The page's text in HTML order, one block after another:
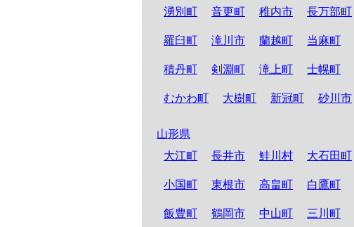
湧別町 音更町 稚内市 長万部町
羅臼町 滝川市 蘭越町 当麻町
積丹町 剣淵町 滝上町 士幌町
むかわ町 大樹町 新冠町 砂川市
山形県
大江町
長井市 鮭川村 大石田町
小国町 東根市 高畠町 白鷹町
飯豊町 鶴岡市 中山町 三川町